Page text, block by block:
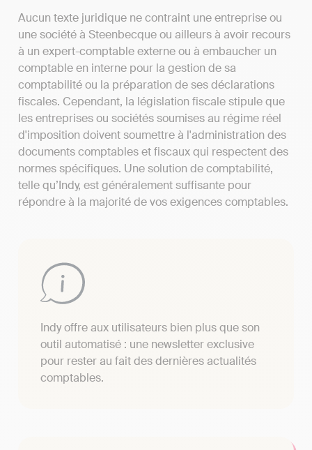
Aucun texte juridique ne contraint une entreprise ou
une société à Steenbecque ou ailleurs à avoir recours
à un expert-comptable externe ou à embaucher un
comptable en interne pour la gestion de sa
comptabilité ou la préparation de ses déclarations
fiscales. Cependant, la législation fiscale stipule que
les entreprises ou sociétés soumises au régime réel
d'imposition doivent soumettre à l'administration des
documents comptables et fiscaux qui respectent des
normes spécifiques. Une solution de comptabilité,
telle qu’Indy, est généralement suffisante pour
répondre à la majorité de vos exigences comptables.
Indy offre aux utilisateurs bien plus que son
outil automatisé : une newsletter exclusive
pour rester au fait des dernières actualités
comptables.